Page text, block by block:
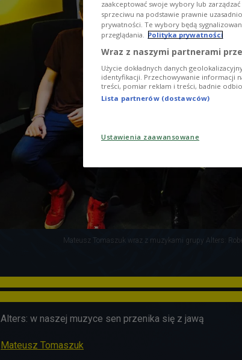
Mateusz Tomaszuk wraz z muzykami grupy Alters:
Alters: w naszej muzyce sen przenika się z jawą
Mateusz Tomaszuk
zaakceptować swoje wybory lub
sprzeciwu na podstawie prawnie
prywatności. Te wybory będą
przeglądania. Polityka prywatności
Wraz z naszymi partnerami
Użycie dokładnych danych
identyfikacji. Przechowywanie informacji
treści, pomiar reklam i treści, badnie
Lista partnerów (dostawców)
Ustawienia zaawansowane